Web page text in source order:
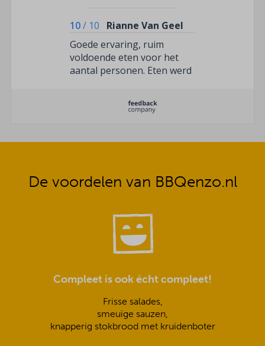
10/ 10
Rianne Van Geel
Goede ervaring, ruim
voldoende eten voor het
aantal personen. Eten werd
De voordelen van BBQenzo.nl
Compleet is ook écht compleet!
Frisse salades,
smeuïge sauzen,
knapperig stokbrood met kruidenboter